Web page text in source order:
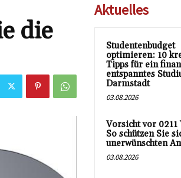
die
Aktuelles
Studentenbudget
optimieren: 10
Tipps für ein
entspanntes
Darmstadt
03.08.2026
Vorsicht vor 0211
So schützen Sie
unerwünschten
03.08.2026